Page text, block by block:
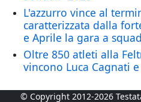
L'azzurro vince al
caratterizzata dalla
e Aprile la gara a
Oltre 850 atleti alla
vincono Luca Cagnati
© Copyright 2012-2026